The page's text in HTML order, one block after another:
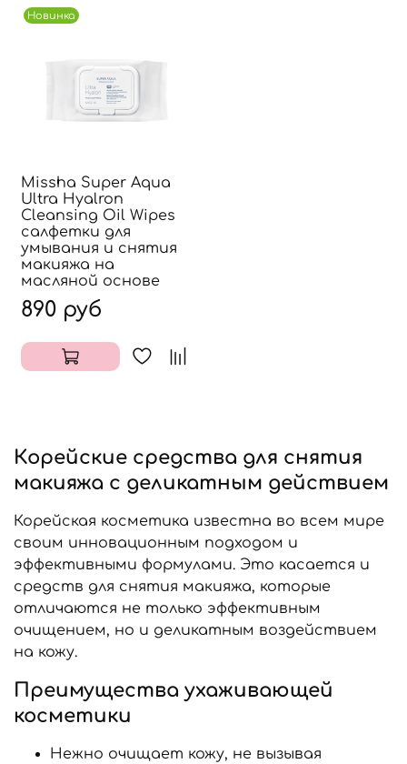
Новинка
Missha Super Aqua
Ultra Hyalron
Cleansing Oil Wipes
салфетки для
умывания и снятия
макияжа на
масляной основе
890 руб
Корейские средства для снятия
макияжа с деликатным действием
Корейская косметика известна во всем мире
своим инновационным подходом и
эффективными формулами. Это касается и
средств для снятия макияжа, которые
отличаются не только эффективным
очищением, но и деликатным воздействием
на кожу.
Преимущества ухаживающей
косметики
Нежно очищает кожу, не вызывая